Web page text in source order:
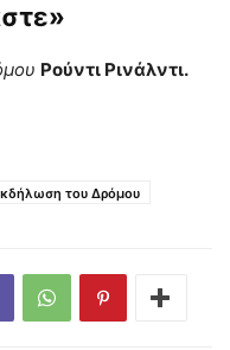
Ρούντι Ρινάλντι.
του Δρόμου